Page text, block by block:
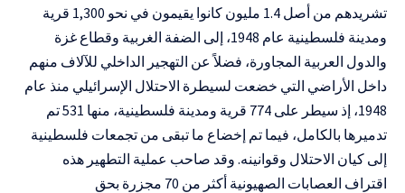
تشريدهم من أصل 1.4 مليون كانوا يقيمون في نحو 1,300 قرية
ومدينة فلسطينية عام 1948، إلى الضفة الغربية وقطاع غزة
والدول العربية المجاورة، فضلاً عن التهجير الداخلي للآلاف منهم
داخل الأراضي التي خضعت لسيطرة الاحتلال الإسرائيلي منذ عام
1948، إذ سيطر على 774 قرية ومدينة فلسطينية، منها 531 تم
تدميرها بالكامل، فيما تم إخضاع ما تبقى من تجمعات فلسطينية
إلى كيان الاحتلال وقوانينه. وقد صاحب عملية التطهير هذه
اقتراف العصابات الصهيونية أكثر من 70 مجزرة بحق